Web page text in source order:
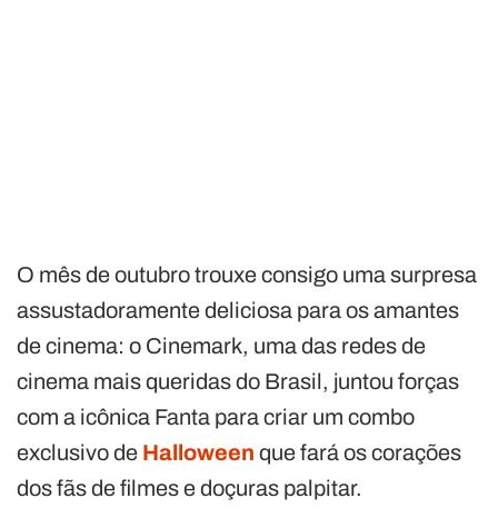
O mês de outubro trouxe consigo uma surpresa
assustadoramente deliciosa para os amantes
de cinema: o Cinemark, uma das redes de
cinema mais queridas do Brasil, juntou forças
com a icônica Fanta para criar um combo
exclusivo de Halloween que fará os corações
dos fãs de filmes e doçuras palpitar.